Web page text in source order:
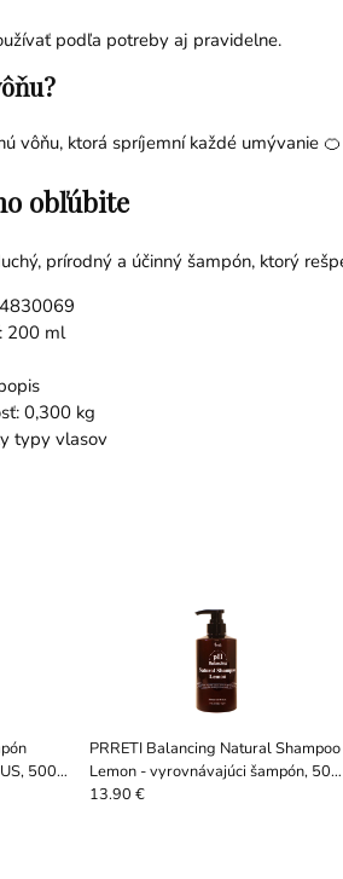
podľa potreby aj pravidelne.
vôňu, ktorá spríjemní každé umývanie 🍊
obľúbite
prírodný a účinný šampón, ktorý
200 ml
0,300 kg
typy vlasov
500
PRRETI Balancing Natural Shampoo
Lemon - vyrovnávajúci šampón, 500
ml
13.90 €